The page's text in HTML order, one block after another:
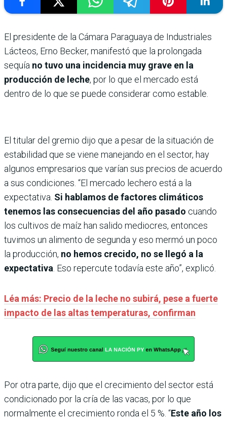
El presidente de la Cámara Paraguaya de Industriales
Lácteos, Erno Becker, manifestó que la prolongada
sequía no tuvo una incidencia muy grave en la
producción de leche, por lo que el mercado está
dentro de lo que se puede considerar como estable.
El titular del gremio dijo que a pesar de la situación de
estabilidad que se viene manejando en el sector, hay
algunos empresarios que varían sus precios de acuerdo
a sus condiciones. “El mercado lechero está a la
expectativa. Si hablamos de factores climáticos
tenemos las consecuencias del año pasado cuando
los cultivos de maíz han salido mediocres, entonces
tuvimos un alimento de segunda y eso mermó un poco
la producción, no hemos crecido, no se llegó a la
expectativa . Eso repercute todavía este año”, explicó.
Léa más: Precio de la leche no subirá, pese a fuerte
impacto de las altas temperaturas, confirman
Por otra parte, dijo que el crecimiento del sector está
condicionado por la cría de las vacas, por lo que
normalmente el crecimiento ronda el 5 %. “Este año los